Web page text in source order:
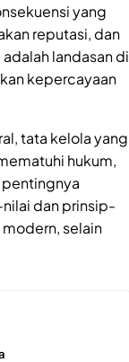
yang
reputasi, dan
landasan di
kepercayaan
tata kelola yang
hukum,
dan prinsip-
selain